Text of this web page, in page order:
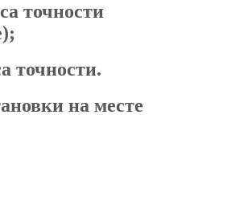
точности
точности.
на месте